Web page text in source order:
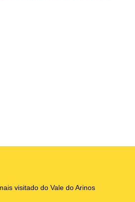
visitado do Vale do Arinos